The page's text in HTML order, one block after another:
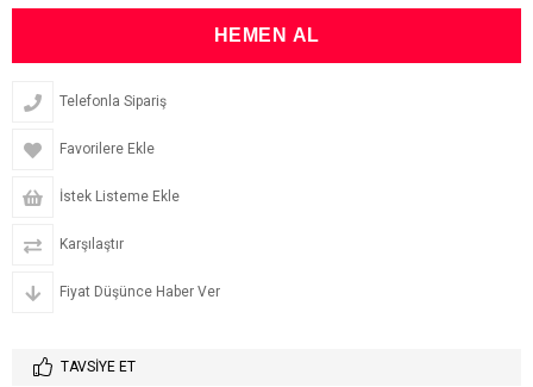
Telefonla Sipariş
Favorilere Ekle
İstek Listeme Ekle
Karşılaştır
Fiyat Düşünce Haber Ver
TAVSIYE ET